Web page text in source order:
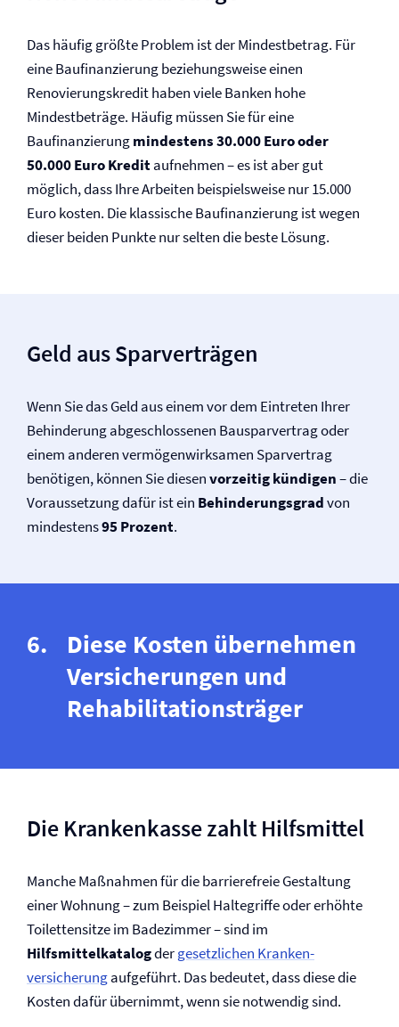
Das häufig größte Problem ist der Mindestbetrag. Für
eine Baufinanzierung beziehungsweise einen
Renovierungskredit haben viele Banken hohe
Mindestbeträge. Häufig müssen Sie für eine
Baufinanzierungmindestens 30.000 Euro oder
50.000 Euro Kreditaufnehmen – es ist aber gut
möglich, dass Ihre Arbeiten beispielsweise nur 15.000
Euro kosten. Die klassische Baufinanzierung ist wegen
dieser beiden Punkte nur selten die beste Lösung.
Geld aus Sparverträgen
Wenn Sie das Geld aus einem vor dem Eintreten Ihrer
Behinderung abgeschlossenen Bausparvertrag oder
einem anderen vermögenwirksamen Sparvertrag
benötigen, können Sie diesenvorzeitig kündigen– die
Voraussetzung dafür ist ein Behinderungsgradvon
mindestens95 Prozent.
Diese Kosten übernehmen
Versicherungen und
Rehabilitationsträger
Die Krankenkasse zahlt Hilfsmittel
Manche Maßnahmen für die barrierefreie Gestaltung
einer Wohnung – zum Beispiel Haltegriffe oder erhöhte
Toilettensitze im Badezimmer – sind im
Hilfsmittelkatalogdergesetzlichen Kranken­
versicherungaufgeführt. Das bedeutet, dass diese die
Kosten dafür übernimmt, wenn sie notwendig sind.